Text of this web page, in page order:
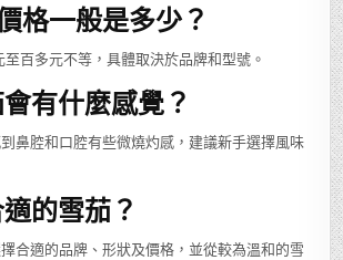
格一般是多少？
百多元不等，具體取決於品牌和型號。
有什麼感覺？
鼻腔和口腔有些微燒灼感，建議新手選擇風味
的雪茄？
合適的品牌、形狀及價格，並從較為溫和的雪